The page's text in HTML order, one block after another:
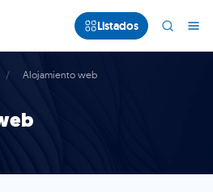
Listados
Alojamiento web